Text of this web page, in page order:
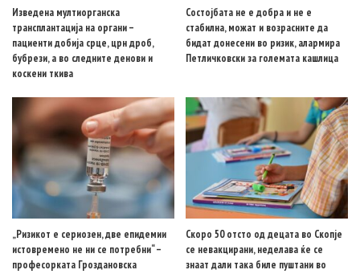
Изведена мултиорганска
трансплантација на органи –
пациенти добија срце, црн дроб,
бубрези, а во следните денови и
коскени ткива
Состојбата не е добра и не е
стабилна, можат и возрасните да
бидат донесени во ризик, алармира
Петличковски за големата кашлица
„Ризикот е сериозен, две епидемии
истовремено не ни се потребни“ –
професорката Гроздановска
Скоро 50 отсто од децата во Скопје
се невакцирани, неделава ќе се
знаат дали така биле пуштани во